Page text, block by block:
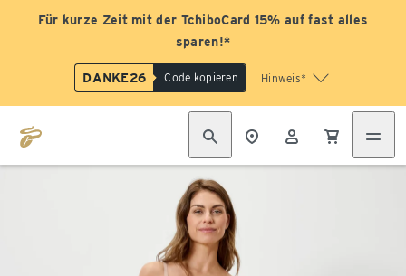
Für kurze Zeit mit der TchiboCard 15% auf fast alles
sparen!*
DANKE26 Code kopieren Hinweis*